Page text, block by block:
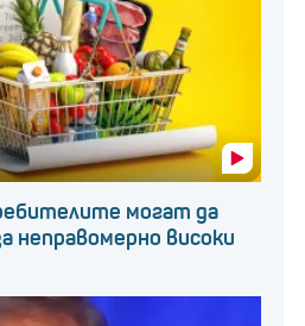
могат да
неправомерно високи